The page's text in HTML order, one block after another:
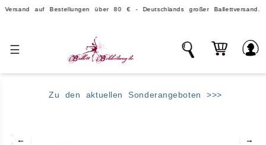
auf Bestellungen über 80 € - Deutschlands großer Ballettversand.
☰
Zu den aktuellen Sonderangeboten >>>
← →